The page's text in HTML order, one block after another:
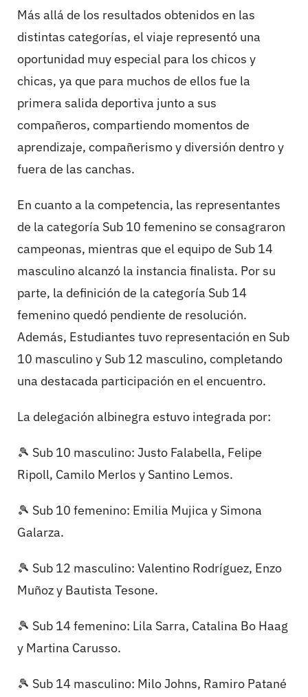
Más allá de los resultados obtenidos en las
distintas categorías, el viaje representó una
oportunidad muy especial para los chicos y
chicas, ya que para muchos de ellos fue la
primera salida deportiva junto a sus
compañeros, compartiendo momentos de
aprendizaje, compañerismo y diversión dentro y
fuera de las canchas.
En cuanto a la competencia, las representantes
de la categoría Sub 10 femenino se consagraron
campeonas, mientras que el equipo de Sub 14
masculino alcanzó la instancia finalista. Por su
parte, la definición de la categoría Sub 14
femenino quedó pendiente de resolución.
Además, Estudiantes tuvo representación en Sub
10 masculino y Sub 12 masculino, completando
una destacada participación en el encuentro.
La delegación albinegra estuvo integrada por:
🎾 Sub 10 masculino: Justo Falabella, Felipe
Ripoll, Camilo Merlos y Santino Lemos.
🎾 Sub 10 femenino: Emilia Mujica y Simona
Galarza.
🎾 Sub 12 masculino: Valentino Rodríguez, Enzo
Muñoz y Bautista Tesone.
🎾 Sub 14 femenino: Lila Sarra, Catalina Bo Haag
y Martina Carusso.
🎾 Sub 14 masculino: Milo Johns, Ramiro Patané